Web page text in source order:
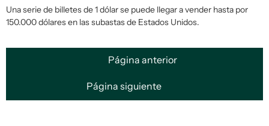
Una serie de billetes de 1 dólar se puede llegar a vender hasta por
150.000 dólares en las subastas de Estados Unidos.
Página anterior
Página siguiente